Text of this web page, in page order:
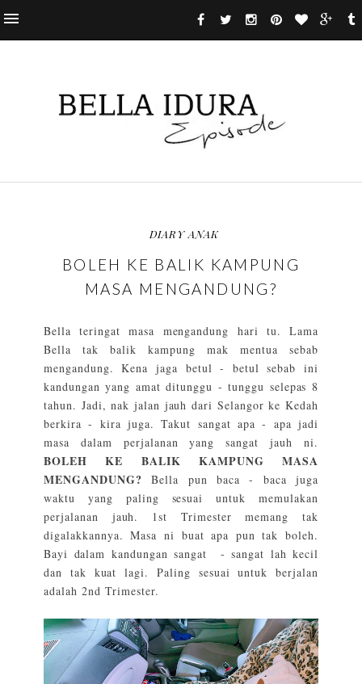
DIARY ANAK
BOLEH KE BALIK KAMPUNG
MASA MENGANDUNG?
Bella teringat masa mengandung hari tu. Lama
Bella tak balik kampung mak mentua sebab
mengandung. Kena jaga betul - betul sebab ini
kandungan yang amat ditunggu - tunggu selepas 8
tahun. Jadi, nak jalan jauh dari Selangor ke Kedah
berkira - kira juga. Takut sangat apa - apa jadi
masa dalam perjalanan yang sangat jauh ni.
BOLEH KE BALIK KAMPUNG MASA
MENGANDUNG? Bella pun baca - baca juga
waktu yang paling sesuai untuk memulakan
perjalanan jauh. 1st Trimester memang tak
digalakkannya. Masa ni buat apa pun tak boleh.
Bayi dalam kandungan sangat - sangat lah kecil
dan tak kuat lagi. Paling sesuai untuk berjalan
adalah 2nd Trimester.